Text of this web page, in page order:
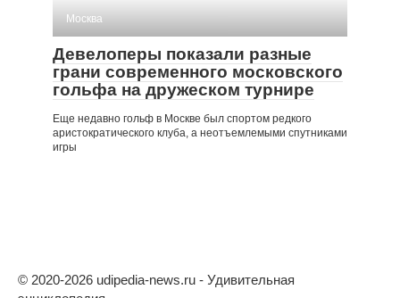
Москва
Девелоперы показали разные
грани современного московского
гольфа на дружеском турнире
Еще недавно гольф в Москве был спортом редкого
аристократического клуба, а неотъемлемыми спутниками
игры
© 2020-2026 udipedia-news.ru - Удивительная